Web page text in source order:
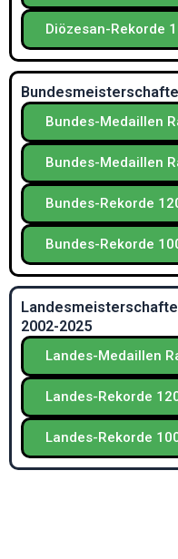
Diözesan-Rekorde
Bundes-Medaillen
Bundes-Medaillen
Bundes-Rekorde
Bundes-Rekorde
2002-2025
Landes-Medaillen
Landes-Rekorde
Landes-Rekorde